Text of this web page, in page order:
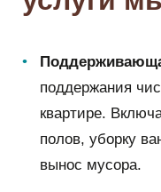
поддержания
квартире.
полов, уборку
вынос мусора.